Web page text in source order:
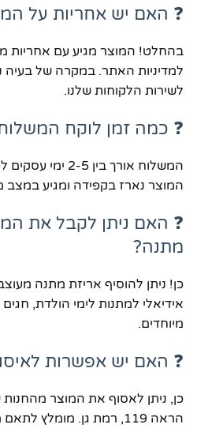
❓ האם יש אחריות על
בהחלט! המוצר מגיע עם
למדיניות האתר. במקרה של בעיה
לשירות הלקוחות שלנו.
❓ כמה זמן לוקח
המשלוח אורך בין 2-
המוצר נארז בקפידה ומגיע במצב
❓ האם ניתן לקבל את
מתנה?
כן! ניתן להוסיף אריזת מתנה
אידיאלי למתנות לימי הולדת, חגים
מיוחדים.
❓ האם יש אפשרות
כן, ניתן לאסוף את המוצר
הראה 119, רמת גן. מומלץ לתאם מראש.